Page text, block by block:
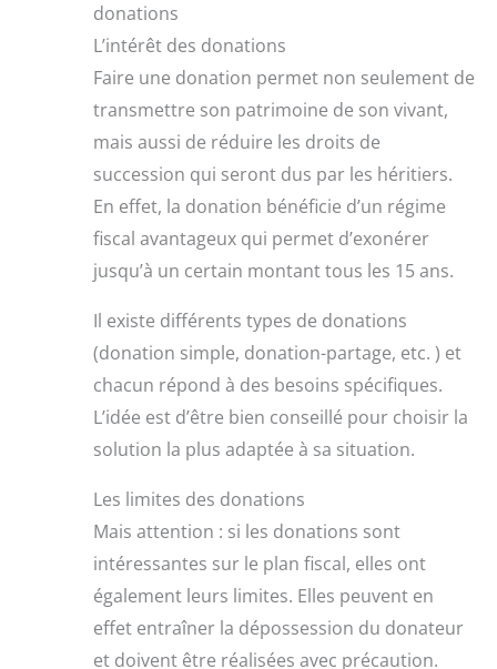
donations
L’intérêt des donations
Faire une donation permet non seulement de
transmettre son patrimoine de son vivant,
mais aussi de réduire les droits de
succession qui seront dus par les héritiers.
En effet, la donation bénéficie d’un régime
fiscal avantageux qui permet d’exonérer
jusqu’à un certain montant tous les 15 ans.
Il existe différents types de donations
(donation simple, donation-partage, etc. ) et
chacun répond à des besoins spécifiques.
L’idée est d’être bien conseillé pour choisir la
solution la plus adaptée à sa situation.
Les limites des donations
Mais attention : si les donations sont
intéressantes sur le plan fiscal, elles ont
également leurs limites. Elles peuvent en
effet entraîner la dépossession du donateur
et doivent être réalisées avec précaution.